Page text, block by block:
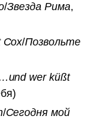
/Звезда Рима,
Cox/Позвольте
wer küßt
/Сегодня мой